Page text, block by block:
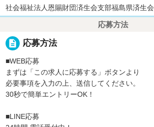
社会福祉法人恩賜財団済生会支部福島県済生会
応募方法
description 応募方法
■WEB応募
まずは「この求人に応募する」ボタンより
必要事項を入力の上、送信してください。
30秒で簡単エントリーOK！
■LINE応募